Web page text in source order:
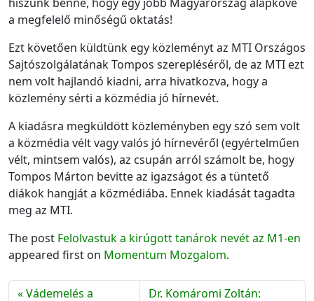
a megfelelő minőségű oktatás!
Ezt követően küldtünk egy közleményt az MTI Országos
Sajtószolgálatának Tompos szerepléséről, de az MTI ezt
nem volt hajlandó kiadni, arra hivatkozva, hogy a
közlemény sérti a közmédia jó hírnevét.
A kiadásra megküldött közleményben egy szó sem volt
a közmédia vélt vagy valós jó hírnevéről (egyértelműen
vélt, mintsem valós), az csupán arról számolt be, hogy
Tompos Márton bevitte az igazságot és a tüntető
diákok hangját a közmédiába. Ennek kiadását tagadta
meg az MTI.
The post Felolvastuk a kirúgott tanárok nevét az M1-en
appeared first on Momentum Mozgalom.
Vádemelés a Dr. Komáromi Zoltán: